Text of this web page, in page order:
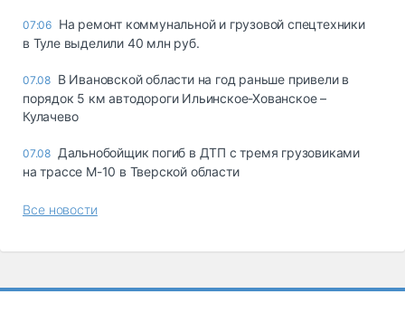
07:06 На ремонт коммунальной и грузовой спецтехники
в Туле выделили 40 млн руб.
07.08 В Ивановской области на год раньше привели в
порядок 5 км автодороги Ильинское-Хованское –
Кулачево
07.08 Дальнобойщик погиб в ДТП с тремя грузовиками
на трассе М-10 в Тверской области
Все новости